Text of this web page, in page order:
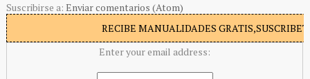
Suscribirse a: Enviar comentarios (Atom)
RECIBE MANUALIDADES
Enter your email address: